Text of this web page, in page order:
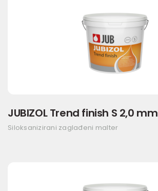
JUBIZOL Trend finish S 2,0 mm
Siloksanizirani zaglađeni malter